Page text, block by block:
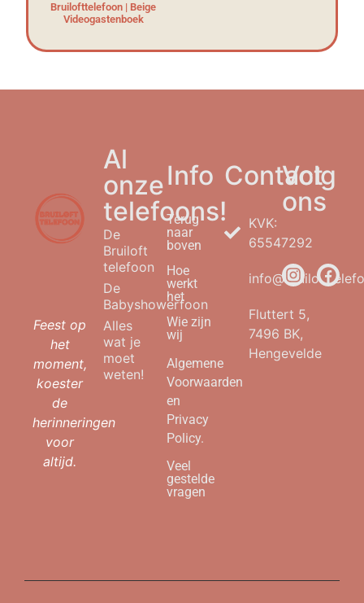
Bruilofttelefoon | Beige
Videogastenboek
Feest op
het
moment,
koester
de
herinneringen
voor
altijd.
Al
onze
telefoons!
De
Bruiloft
telefoon
De
Babyshowerfoon
Alles
wat je
moet
weten!
Info
Terug
naar
boven
Hoe
werkt
het
Wie zijn
wij
Algemene
Voorwaarden
en
Privacy
Policy.
Veel
gestelde
vragen
Contact
KVK:
65547292
Fluttert 5,
7496 BK,
Hengevelde
Volg
ons